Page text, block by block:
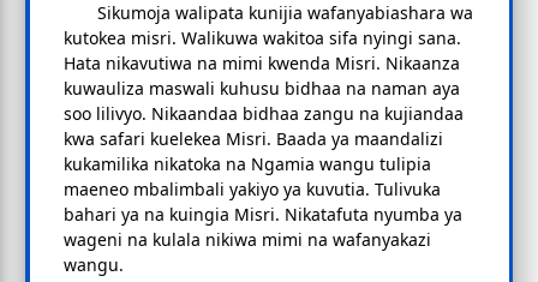
Sikumoja walipata kunijia wafanyabiashara wa
kutokea misri. Walikuwa wakitoa sifa nyingi sana.
Hata nikavutiwa na mimi kwenda Misri. Nikaanza
kuwauliza maswali kuhusu bidhaa na naman aya
soo lilivyo. Nikaandaa bidhaa zangu na kujiandaa
kwa safari kuelekea Misri. Baada ya maandalizi
kukamilika nikatoka na Ngamia wangu tulipia
maeneo mbalimbali yakiyo ya kuvutia. Tulivuka
bahari ya na kuingia Misri. Nikatafuta nyumba ya
wageni na kulala nikiwa mimi na wafanyakazi
wangu.